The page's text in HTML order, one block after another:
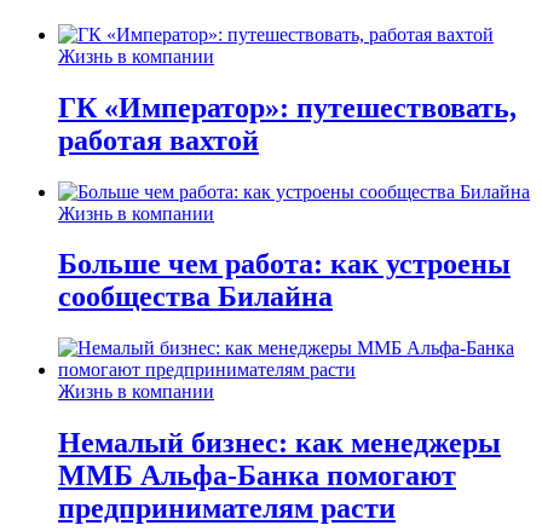
Жизнь в компании
ГК «Император»: путешествовать,
работая вахтой
Жизнь в компании
Больше чем работа: как устроены
сообщества Билайна
Жизнь в компании
Немалый бизнес: как менеджеры
ММБ Альфа-Банка помогают
предпринимателям расти